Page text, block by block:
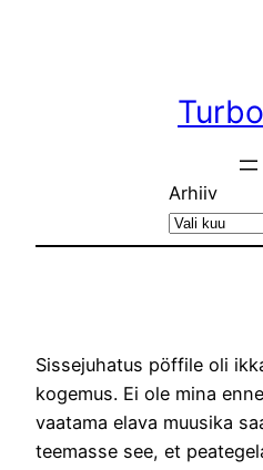
Arhiiv
Sissejuhatus pöffile oli
kogemus. Ei ole mina
vaatama elava muusika
teemasse see, et